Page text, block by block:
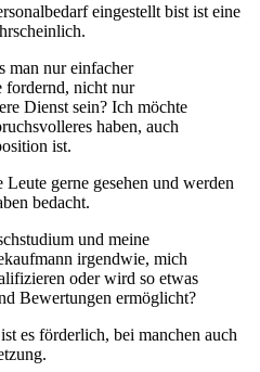
eingestellt bist ist eine
man nur einfacher
fordernd, nicht nur
Dienst sein? Ich möchte
haben, auch
ist.
gerne gesehen und werden
bedacht.
und meine
irgendwie, mich
oder wird so etwas
Bewertungen ermöglicht?
es förderlich, bei manchen auch